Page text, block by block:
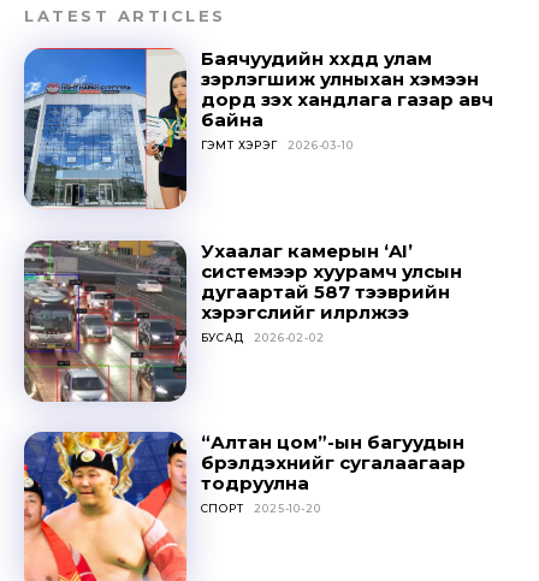
LATEST ARTICLES
Баячуудийн хүүхдүүд улам
зэрлэгшиж улныхан хэмээн
дорд үзэх хандлага газар авч
байна
ГЭМТ ХЭРЭГ 2026-03-10
Ухаалаг камерын ‘AI’
системээр хуурамч улсын
дугаартай 587 тээврийн
хэрэгслийг илрүүлжээ
БУСАД 2026-02-02
“Алтан цом”-ын багуудын
бүрэлдэхүүнийг сугалаагаар
тодруулна
СПОРТ 2025-10-20